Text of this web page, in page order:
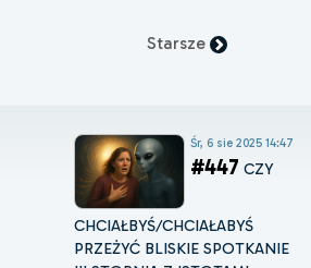
Starsze
Śr, 6 sie 2025 14:47
#447 CZY
CHCIAŁBYŚ/CHCIAŁABYŚ
PRZEŻYĆ BLISKIE SPOTKANIE